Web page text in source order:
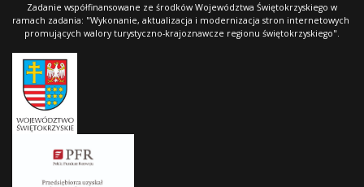
Zadanie współfinansowane ze środków Województwa Świętokrzyskiego w
ramach zadania: "Wykonanie, aktualizacja i modernizacja stron internetowych
promujących walory turystyczno-krajoznawcze regionu świętokrzyskiego".